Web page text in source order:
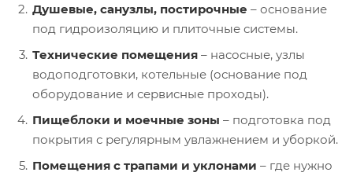
Душевые, санузлы, постирочные – основание
под гидроизоляцию и плиточные системы.
Технические помещения – насосные, узлы
водоподготовки, котельные (основание под
оборудование и сервисные проходы).
Пищеблоки и моечные зоны – подготовка под
покрытия с регулярным увлажнением и уборкой.
Помещения с трапами и уклонами – где нужно